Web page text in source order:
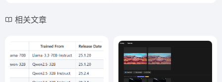
相关文章